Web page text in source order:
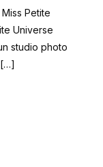
Petite
Universe
studio photo
[…]